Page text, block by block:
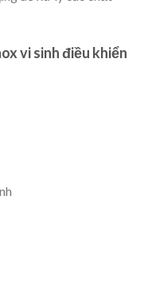
vi sinh điều khiển